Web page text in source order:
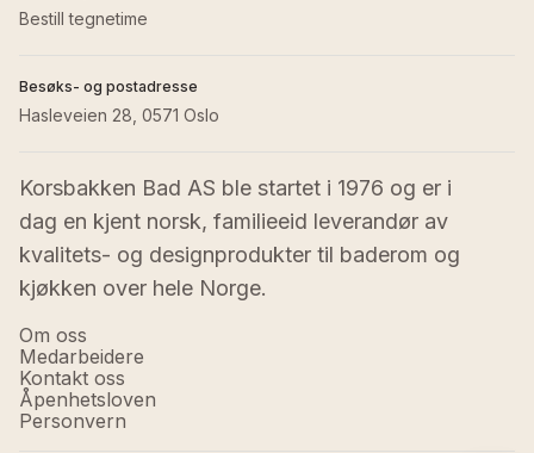
Bestill tegnetime
Besøks- og postadresse
Hasleveien 28, 0571 Oslo
Korsbakken Bad AS ble startet i 1976 og er i
dag en kjent norsk, familieeid leverandør av
kvalitets- og designprodukter til baderom og
kjøkken over hele Norge.
Om oss
Medarbeidere
Kontakt oss
Åpenhetsloven
Personvern